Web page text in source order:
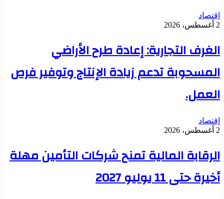
إقتصاد
2 أغسطس، 2026
الغرف التجارية: إعادة طرح الأراضي
المسحوبة تدعم زيادة الإنتاج وتوفير فرص
العمل.
إقتصاد
2 أغسطس، 2026
الرقابة المالية تمنح شركات التأمين مهلة
أخيرة حتى 11 يوليو 2027